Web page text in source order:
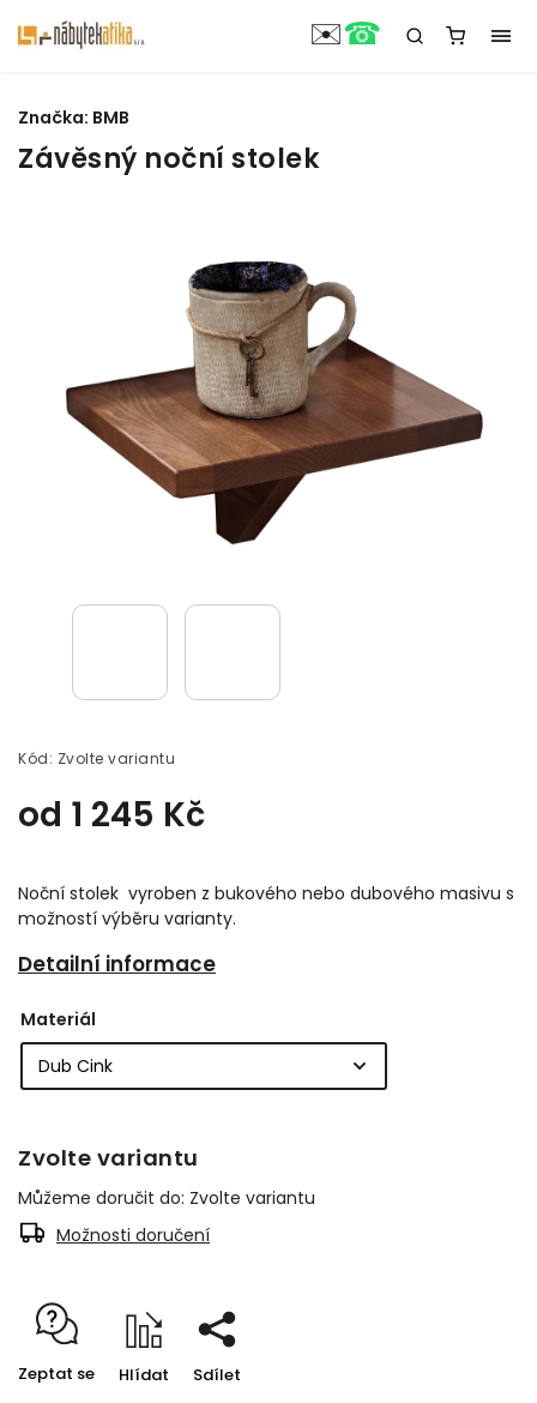
Závěsný noční stolek
Kód: Zvolte variantu
od 1 245 Kč
Noční stolek vyroben z bukového nebo dubového masivu s
možností výběru varianty.
Detailní informace
Značka: BMB
Materiál
Zvolte variantu
Můžeme doručit do: Zvolte variantu
Možnosti doručení
Zeptat se Hlídat Sdílet
✉️☎